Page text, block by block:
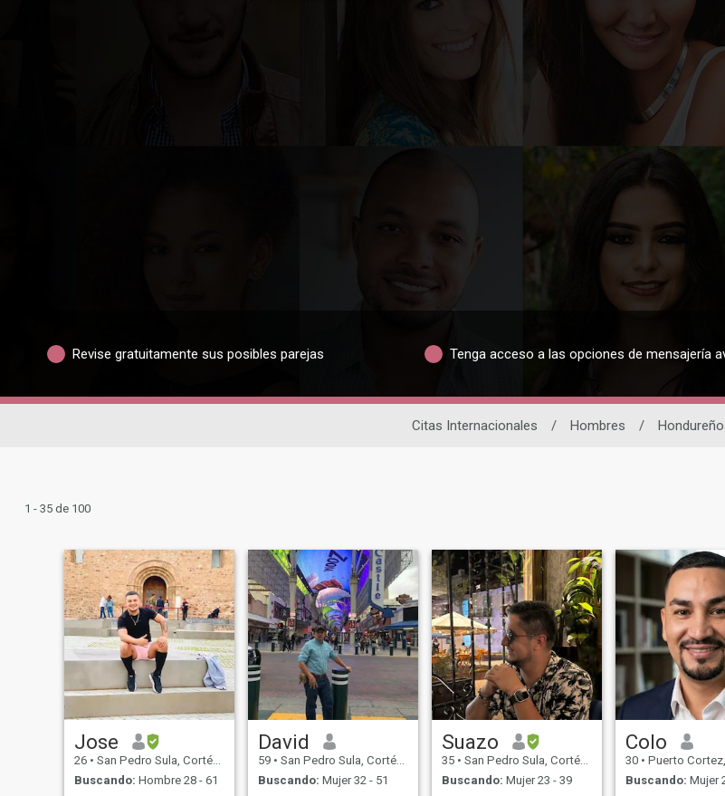
Revise gratuitamente sus posibles parejas Tenga acceso a las opciones de mensajería
Citas Internacionales / Hombres /
1 - 35 de 100
Jose
26 • San Pedro Sula, Cortés, Honduras
Buscando: Hombre 28 - 61
David
59 • San Pedro Sula, Cortés, Honduras
Buscando: Mujer 32 - 51
Suazo
35 • San Pedro Sula, Cortés, Honduras
Buscando: Mujer 23 - 39
Colo
30 • Puerto Cortez,
Buscando: Mujer